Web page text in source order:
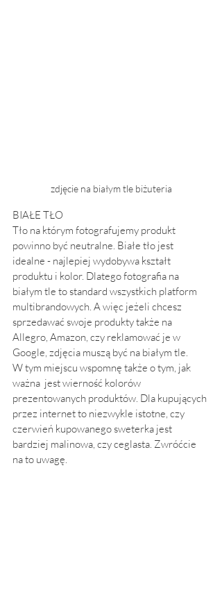
zdjęcie na białym tle biżuteria
BIAŁE TŁO
Tło na którym fotografujemy produkt
powinno być neutralne. Białe tło jest
idealne - najlepiej wydobywa kształt
produktu i kolor. Dlatego fotografia na
białym tle to standard wszystkich platform
multibrandowych. A więc jeżeli chcesz
sprzedawać swoje produkty także na
Allegro, Amazon, czy reklamować je w
Google, zdjęcia muszą być na białym tle.
W tym miejscu wspomnę także o tym, jak
ważna  jest wierność kolorów
prezentowanych produktów. Dla kupujących
przez internet to niezwykle istotne, czy
czerwień kupowanego sweterka jest
bardziej malinowa, czy ceglasta. Zwróćcie
na to uwagę.